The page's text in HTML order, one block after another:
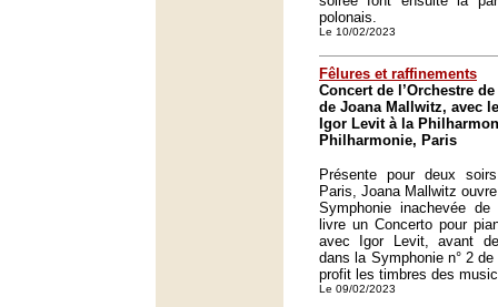
polonais.
Le 10/02/2023
Fêlures et raffinements
Concert de l’Orchestre
de Joana Mallwitz, avec
Igor Levit à la
Philharmonie, Paris
Présente pour deux
Paris, Joana Mallwitz
Symphonie inachevée
livre un Concerto pour
avec Igor Levit, avant
dans la Symphonie n° 2
profit les timbres des
Le 09/02/2023